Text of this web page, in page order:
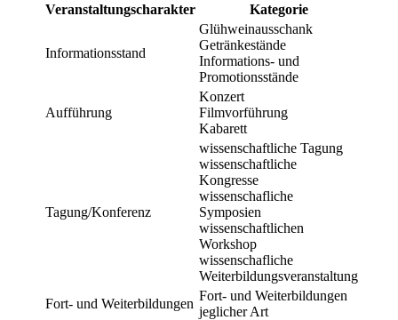
Veranstaltungscharakter Kategorie
Informationsstand
Glühweinausschank
Getränkestände
Informations- und
Promotionsstände
Aufführung
Konzert
Filmvorführung
Kabarett
Tagung/Konferenz
wissenschaftliche Tagung
wissenschaftliche
Kongresse
wissenschafliche
Symposien
wissenschaftlichen
Workshop
wissenschafliche
Weiterbildungsveranstaltung
Fort- und Weiterbildungen
Fort- und Weiterbildungen
jeglicher Art